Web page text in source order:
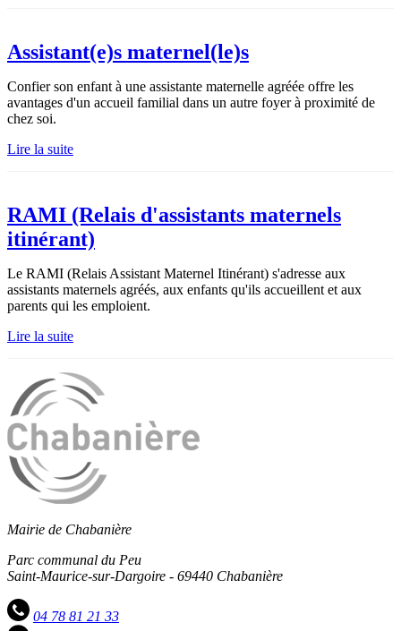
Assistant(e)s maternel(le)s
Confier son enfant à une assistante maternelle agréée offre les
avantages d'un accueil familial dans un autre foyer à proximité de
chez soi.
Lire la suite
RAMI (Relais d'assistants maternels
itinérant)
Le RAMI (Relais Assistant Maternel Itinérant) s'adresse aux
assistants maternels agréés, aux enfants qu'ils accueillent et aux
parents qui les emploient.
Lire la suite
Mairie de Chabanière
Parc communal du Peu
Saint-Maurice-sur-Dargoire - 69440 Chabanière
04 78 81 21 33